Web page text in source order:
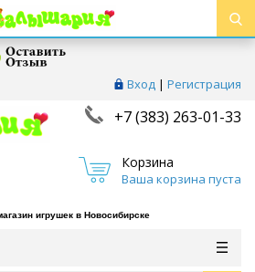
Вход | Регистрация
+7 (383) 263-01-33
Корзина
Ваша корзина пуста
игрушек в Новосибирске